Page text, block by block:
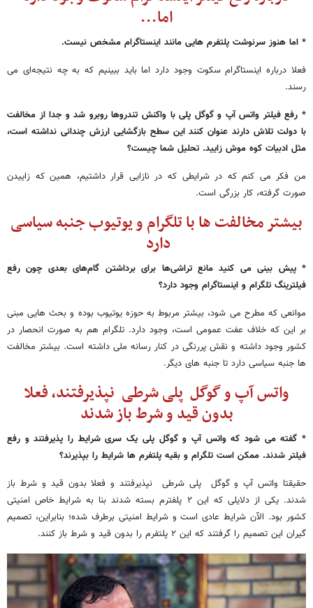
اما...
* اما هنوز سرنوشت پلتفرم هایی مانند اینستاگرام مشخص نیست.
فعلا درباره اینستاگرام سکوت وجود دارد اما باید ببینیم که به چه نتیجه‌ای می
رسند.
* رفع فیلتر واتس آپ و گوگل پلی با واکنش تندروها روبرو شد و جدا از مخالفت
با دولت تلاش دارند عنوان کنند این سطح بازگشایی ارزش چندانی نداشته است،
مثل ادبیات کوه موش زایید. تحلیل شما چیست؟
من فکر می کنم که در شرایطی که در نازایی قرار داشتیم، همین که زاییدن
صورت گرفته، کار بزرگی است.
بیشتر مخالفت ها با تلگرام و یوتیوب جنبه سیاسی
دارد
* پیش بینی می کنید مانع تراشی‌ها برای برداشتن گام‌های بعدی چون رفع
فیلترینگ تلگرام و اینستاگرام وجود دارد؟
موانعی که مطرح می شود، بیشتر مربوط به حوزه یوتیوب بوده و بحث هایی مبنی
بر این که خلاف عفت عمومی است، وجود دارد. تلگرام هم به صورت انحصار در
کشور وجود داشته و نقش پررنگی در کنار رسانه ملی داشته است. بیشتر مخالفت
ها جنبه سیاسی دارد تا جنبه های دیگر.
واتس آپ و گوگل پلی شرطی نپذیرفتند، فعلا
بدون قید و شرط باز شدند
* گفته می شود که واتس آپ و گوگل پلی یک سری شرایط را پذیرفتند و رفع
فیلتر شدند. ممکن است تلگرام و بقیه پلتفرم ها شرایط را بپذیرند؟
حقیقتا واتس آپ و گوگل پلی شرطی نپذیرفتند و فعلا بدون قید و شرط باز
شدند. یکی از دلایلی که این ۲ پلفترم بسته شدند بنا به شرایط خاص امنیتی
کشور بود. الآن شرایط عادی است و شرایط امنیتی برطرف شده؛ بنابراین، تصمیم
گیران این تصمیم را گرفتند که این ۲ پلتفرم را بدون قید و شرط باز کنند.